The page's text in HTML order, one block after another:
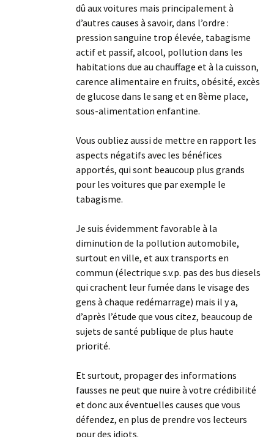
dû aux voitures mais principalement à
d’autres causes à savoir, dans l’ordre :
pression sanguine trop élevée, tabagisme
actif et passif, alcool, pollution dans les
habitations due au chauffage et à la cuisson,
carence alimentaire en fruits, obésité, excès
de glucose dans le sang et en 8ème place,
sous-alimentation enfantine.
Vous oubliez aussi de mettre en rapport les
aspects négatifs avec les bénéfices
apportés, qui sont beaucoup plus grands
pour les voitures que par exemple le
tabagisme.
Je suis évidemment favorable à la
diminution de la pollution automobile,
surtout en ville, et aux transports en
commun (électrique s.v.p. pas des bus diesels
qui crachent leur fumée dans le visage des
gens à chaque redémarrage) mais il y a,
d’après l’étude que vous citez, beaucoup de
sujets de santé publique de plus haute
priorité.
Et surtout, propager des informations
fausses ne peut que nuire à votre crédibilité
et donc aux éventuelles causes que vous
défendez, en plus de prendre vos lecteurs
pour des idiots.